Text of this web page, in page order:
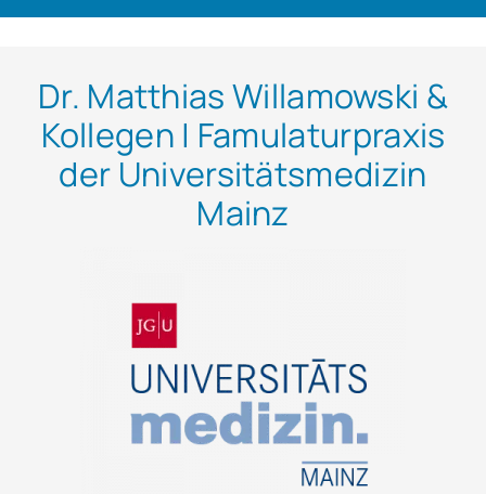
Dr. Matthias Willamowski &
Kollegen | Famulaturpraxis
der Universitätsmedizin
Mainz